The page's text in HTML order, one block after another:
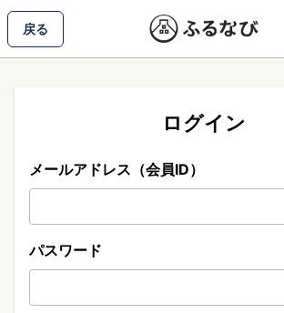
戻る
ログイン
メールアドレス（会員ID）
パスワード